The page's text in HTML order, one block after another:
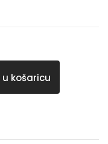
košaricu